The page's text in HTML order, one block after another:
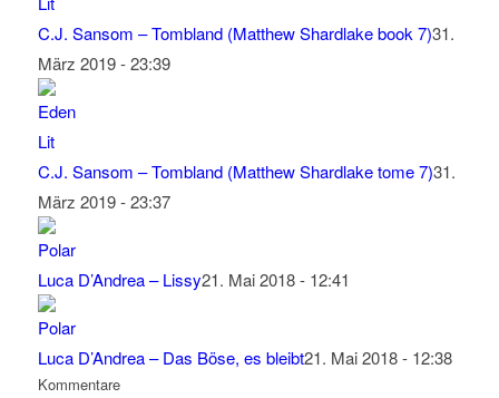
C.J. Sansom – Tombland (Matthew Shardlake book 7)31.
März 2019 - 23:39
C.J. Sansom – Tombland (Matthew Shardlake tome 7)31.
März 2019 - 23:37
Luca D’Andrea – Lissy21. Mai 2018 - 12:41
Luca D’Andrea – Das Böse, es bleibt21. Mai 2018 - 12:38
Kommentare